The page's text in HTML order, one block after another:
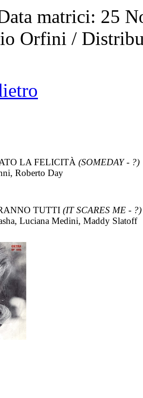
matrici: 25
Orfini /
LA FELICITÀ (SOMEDAY - ?)
Roberto Day
TUTTI (IT SCARES ME - ?)
Luciana Medini, Maddy Slatoff